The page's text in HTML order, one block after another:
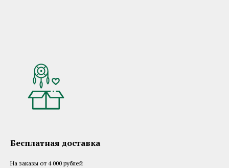
Бесплатная доставка
На заказы от 4 000 рублей